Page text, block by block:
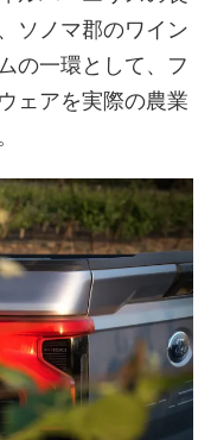
ソノマ郡のワイン
の一環として、フ
ェアを実際の農業